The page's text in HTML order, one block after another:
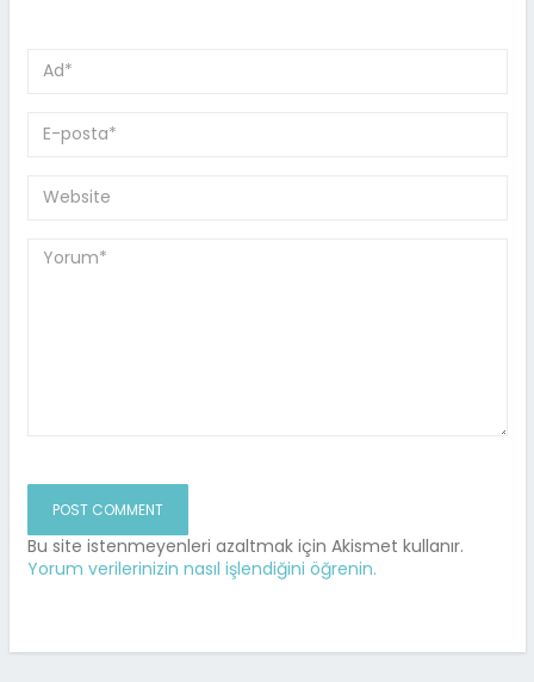
Bu site istenmeyenleri azaltmak için Akismet kullanır.
Yorum verilerinizin nasıl işlendiğini öğrenin.